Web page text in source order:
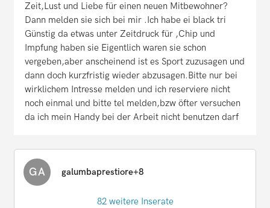
Zeit,Lust und Liebe für einen neuen Mitbewohner?
Dann melden sie sich bei mir .Ich habe ei black tri
Günstig da etwas unter Zeitdruck für ,Chip und
Impfung haben sie Eigentlich waren sie schon
vergeben,aber anscheinend ist es Sport zuzusagen und
dann doch kurzfristig wieder abzusagen.Bitte nur bei
wirklichem Intresse melden und ich reserviere nicht
noch einmal und bitte tel melden,bzw öfter versuchen
da ich mein Handy bei der Arbeit nicht benutzen darf
GA galumbaprestiore+8
82 weitere Inserate